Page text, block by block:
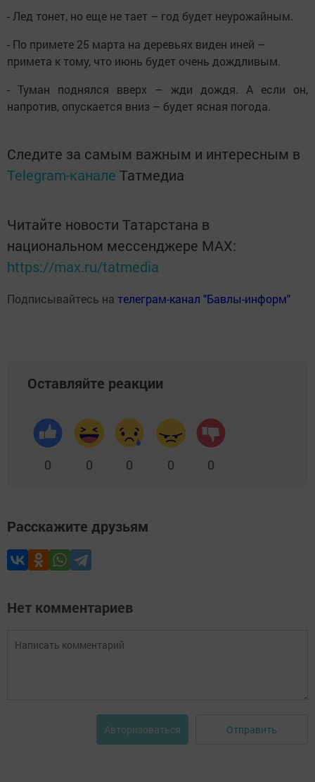
- Лед тонет, но еще не тает – год будет неурожайным.
- По примете 25 марта на деревьях виден иней –
примета к тому, что июнь будет очень дождливым.
- Туман поднялся вверх – жди дождя. А если он,
напротив, опускается вниз – будет ясная погода.
Следите за самым важным и интересным в
Telegram-канале Татмедиа
Читайте новости Татарстана в
национальном мессенджере MАХ:
https://max.ru/tatmedia
Подписывайтесь на телеграм-канал "Бавлы-информ"
Оставляйте реакции
0 0 0 0 0
Расскажите друзьям
Нет комментариев
Авторизоваться Отправить